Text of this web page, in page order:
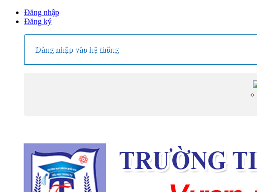
Đăng nhập
Đăng ký
Đăng nhập vào hệ thống